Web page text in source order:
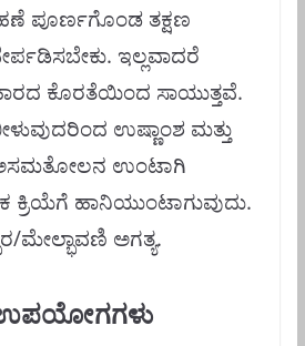
ಪೂರ್ಣಗೊಂಡ ತಕ್ಷಣ
ಇಲ್ಲವಾದರೆ
ಕೊರತೆಯಿಂದ ಸಾಯುತ್ತವೆ.
ಉಷ್ಣಾಂಶ ಮತ್ತು
ಅಸಮತೋಲನ ಉಂಟಾಗಿ
ಕ್ರಿಯೆಗೆ ಹಾನಿಯುಂಟಾಗುವುದು.
ಮೇಲ್ಭಾವಣಿ ಅಗತ್ಯ.